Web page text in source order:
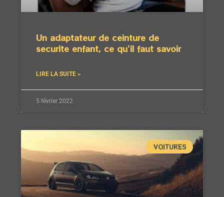
Un adaptateur de ceinture de
securite enfant, ce qu’il faut savoir
LIRE LA SUITE »
5 février 2022
VOITURES